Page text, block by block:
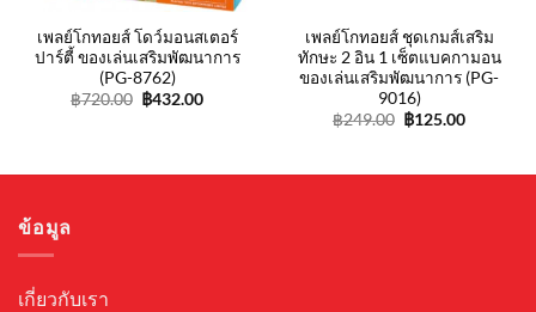
เพลย์โกทอยส์ โดว์มอนสเตอร์
ปาร์ตี้ ของเล่นเสริมพัฒนาการ
(PG-8762)
฿720.00 Original
price
฿432.00Current
เพลย์โกทอยส์ ชุดเกมส์เสริม
ทักษะ 2 อิน 1 เซ็ตแบคกามอน
ของเล่นเสริมพัฒนาการ (PG-
9016)
฿249.00 Original
price
฿125.00Current
ข้อมูล
เกี่ยวกับเรา